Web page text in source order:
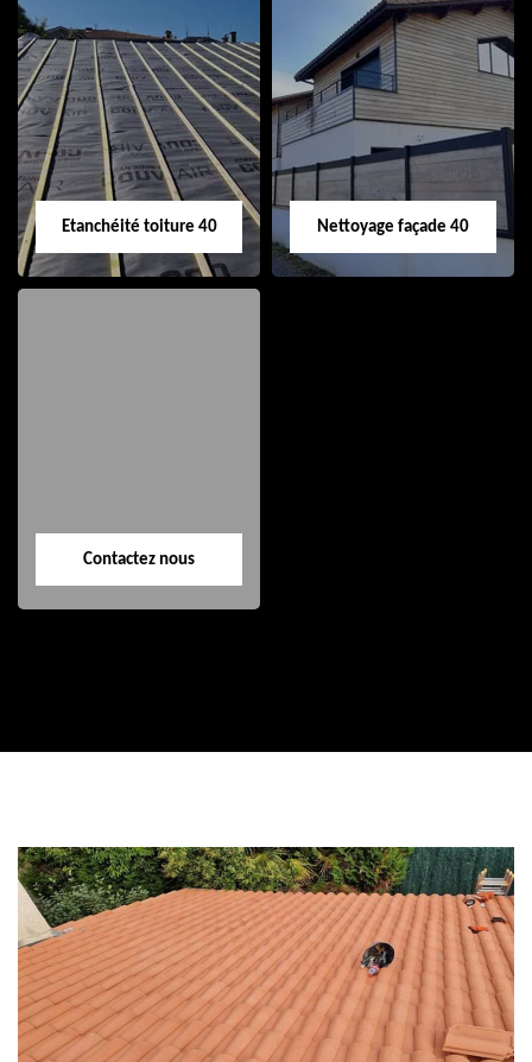
Nettoyage et pose
de gouttière 40
Réparation de
toiture 40
Etanchéité toiture 40 Nettoyage façade 40
Contactez nous